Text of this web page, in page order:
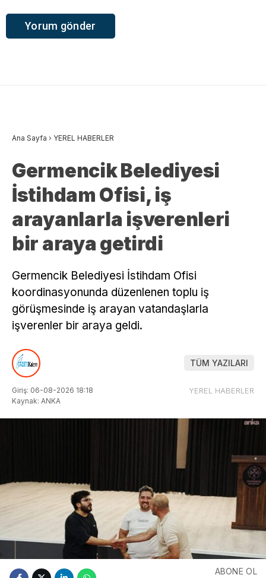
Ana Sayfa › YEREL HABERLER
Germencik Belediyesi
İstihdam Ofisi, iş
arayanlarla işverenleri
bir araya getirdi
Germencik Belediyesi İstihdam Ofisi
koordinasyonunda düzenlenen toplu iş
görüşmesinde iş arayan vatandaşlarla
işverenler bir araya geldi.
TÜM YAZILARI
Giriş: 06-08-2026 18:18
Kaynak: ANKA
YEREL HABERLER
ABONE OL